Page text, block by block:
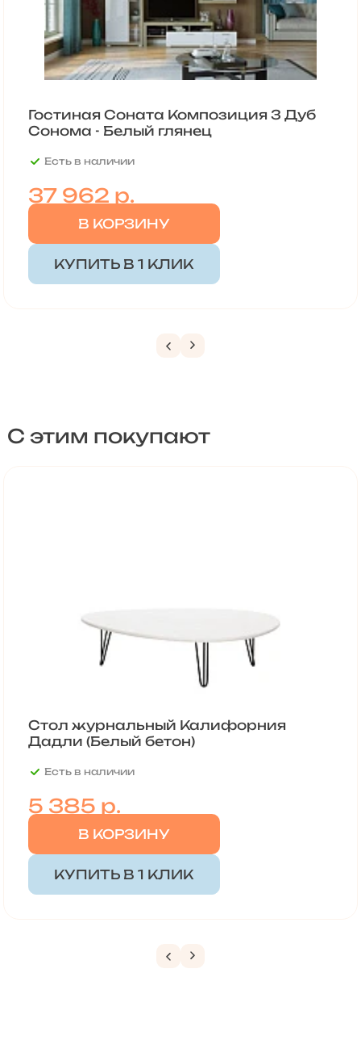
Гостиная Соната Композиция 3 Дуб
Сонома - Белый глянец
Есть в наличии
37 962 р.
В КОРЗИНУ
КУПИТЬ В 1 КЛИК
С этим покупают
Стол журнальный Калифорния
Дадли (Белый бетон)
Есть в наличии
5 385 р.
В КОРЗИНУ
КУПИТЬ В 1 КЛИК